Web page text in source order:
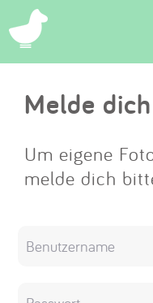
Melde
Um eigene
melde dich